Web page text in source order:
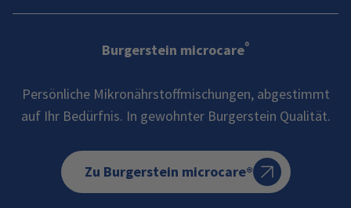
Burgerstein microcare®
Persönliche Mikronährstoffmischungen, abgestimmt
auf Ihr Bedürfnis. In gewohnter Burgerstein Qualität.
Zu Burgerstein microcare®